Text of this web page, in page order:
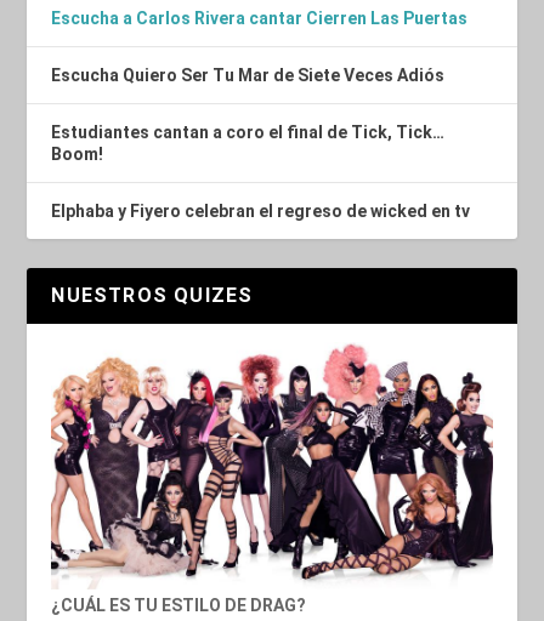
Escucha a Carlos Rivera cantar Cierren Las Puertas
Escucha Quiero Ser Tu Mar de Siete Veces Adiós
Estudiantes cantan a coro el final de Tick, Tick…
Boom!
Elphaba y Fiyero celebran el regreso de wicked en tv
NUESTROS QUIZES
¿CUÁL ES TU ESTILO DE DRAG?